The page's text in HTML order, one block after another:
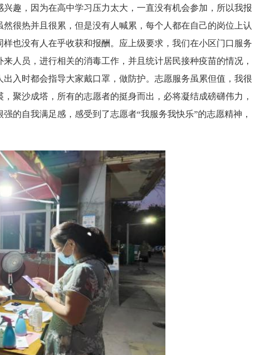
趣，因为在高中学习压力太大，一直没有机会参加，所以我报
很热并且很累，但是没有人喊累，每个人都在自己的岗位上认
也没有人在乎收获和报酬。应上级要求，我们在小区门口服务
人员，进行相关的消毒工作，并且统计居民接种疫苗的情况，
入时都会指导大家戴口罩，做防护。志愿服务虽累但值，我很
聚沙成塔，所有的志愿者的挺身而出，必将凝结成磅礴伟力，
的自我满足感，感受到了志愿者“我服务我快乐”的志愿精神，